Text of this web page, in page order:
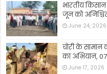
भारतीय
जून को
June 24, 2026
चोरी के सामान
का अभियान,
June 17, 2026